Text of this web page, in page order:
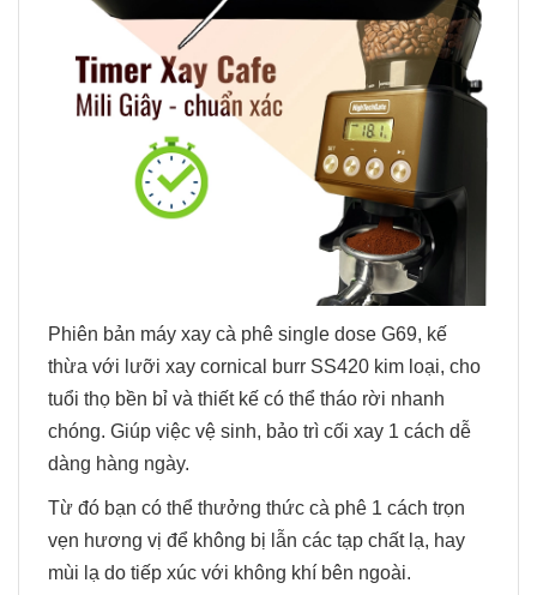
Phiên bản máy xay cà phê single dose G69, kế
thừa với lưỡi xay cornical burr SS420 kim loại, cho
tuổi thọ bền bỉ và thiết kế có thể tháo rời nhanh
chóng. Giúp việc vệ sinh, bảo trì cối xay 1 cách dễ
dàng hàng ngày.
Từ đó bạn có thể thưởng thức cà phê 1 cách trọn
vẹn hương vị để không bị lẫn các tạp chất lạ, hay
mùi lạ do tiếp xúc với không khí bên ngoài.